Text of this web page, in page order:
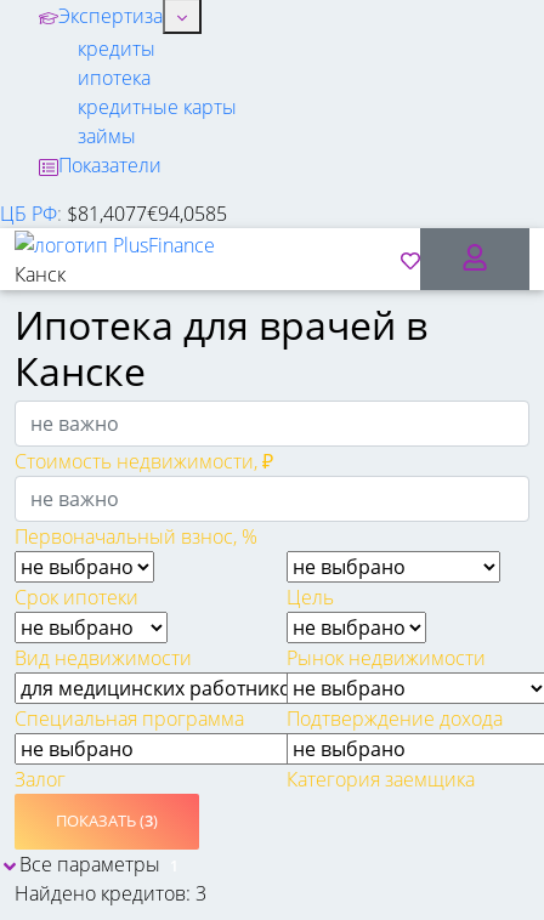
Экспертиза
кредиты
ипотека
кредитные карты
займы
Показатели
ЦБ РФ: $81,4077€94,0585
Канск
Ипотека для врачей в
Канске
Стоимость недвижимости, ₽
Первоначальный взнос, %
Срок ипотеки Цель
Вид недвижимости Рынок недвижимости
Специальная программа Подтверждение дохода
Залог Категория заемщика
ПОКАЗАТЬ (3)
Все параметры
Найдено кредитов: 3